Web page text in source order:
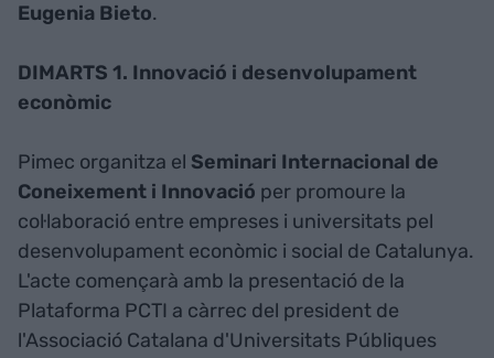
Eugenia Bieto.
DIMARTS 1. Innovació i desenvolupament
econòmic
Pimec organitza el Seminari Internacional de
Coneixement i Innovació per promoure la
col·laboració entre empreses i universitats pel
desenvolupament econòmic i social de Catalunya.
L'acte començarà amb la presentació de la
Plataforma PCTI a càrrec del president de
l'Associació Catalana d'Universitats Públiques